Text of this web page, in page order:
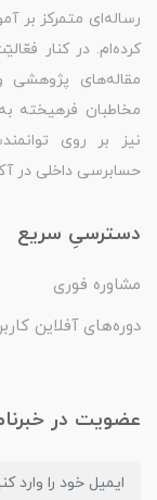
رساله‌ای متمرکز بر
مقاله‌های پژوهشی
مخاطبان فرهیخته
نیز بر روی
حسابرسی داخلی در
دسترسیِ سریع
مشاوره فوری
دوره‌های آفلاین
عضویت در